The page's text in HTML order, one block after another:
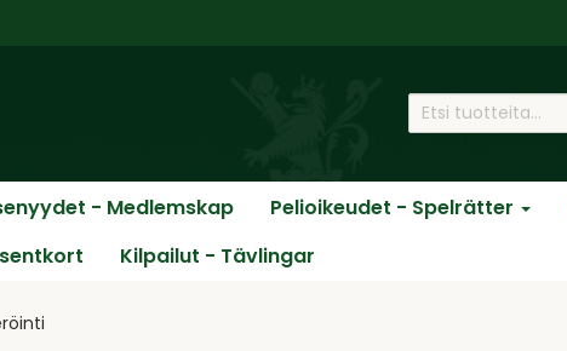
- Medlemskap Pelioikeudet - Spelrätter
Kilpailut - Tävlingar